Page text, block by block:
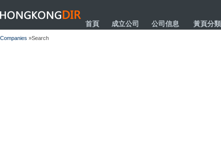
HONGKONGDIR
首頁 成立公司 公司信息 黃頁分類
Companies »Search